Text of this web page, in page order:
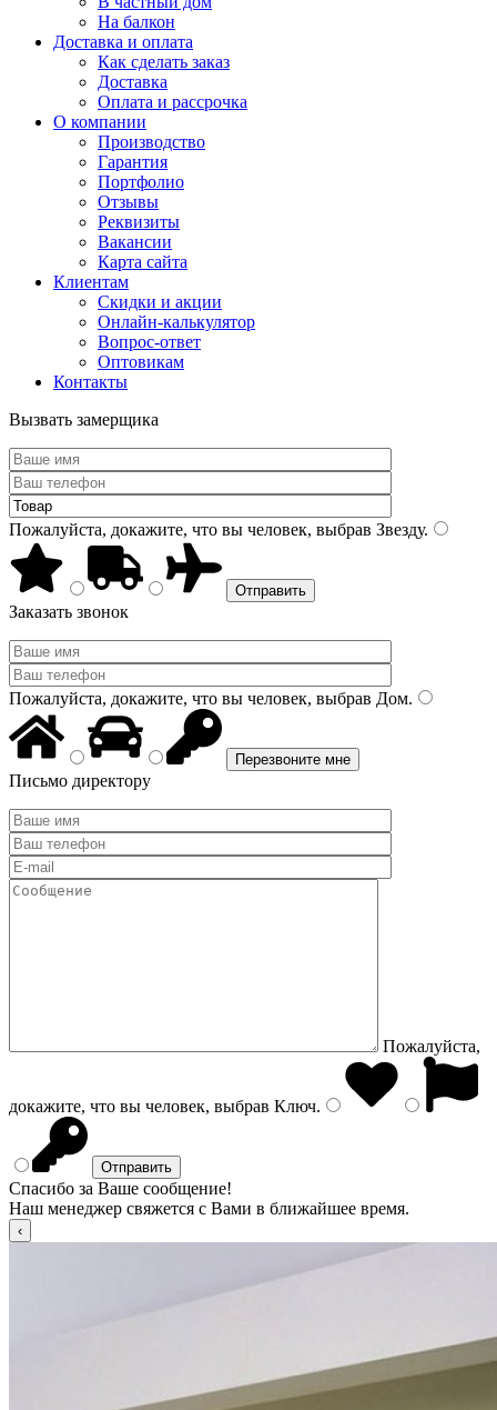
На балкон
Доставка и оплата
Как сделать заказ
Доставка
Оплата и рассрочка
О компании
Производство
Гарантия
Портфолио
Отзывы
Реквизиты
Вакансии
Карта сайта
Клиентам
Скидки и акции
Онлайн-калькулятор
Вопрос-ответ
Оптовикам
Контакты
Вызвать замерщика
Пожалуйста, докажите, что вы человек, выбрав Звезду.
Заказать звонок
Пожалуйста, докажите, что вы человек, выбрав Дом.
Письмо директору
Пожалуйста,
докажите, что вы человек, выбрав Ключ.
Спасибо за Ваше сообщение!
Наш менеджер свяжется с Вами в ближайшее время.